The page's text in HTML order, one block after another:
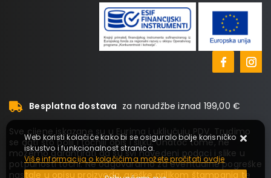
Besplatna dostava za narudžbe iznad 199,00 €
Sve cijene iskazane su u Eurima i uključuju PDV. Trudimo
se dati što bolji i točniji opis i sliku. Unatoč tome, ne
možemo garantirati da su svi navedeni podaci i slike u
potpunosti točni. Ne odgovaramo za eventualne pogreške
nastale u opisu proizvoda, greške prilikom štampanja te
Web koristi kolačiće kako bi se osiguralo bolje korisničko
iskustvo i funkcionalnost stranica.
Više informacija o kolačićima možete pročitati ovdje